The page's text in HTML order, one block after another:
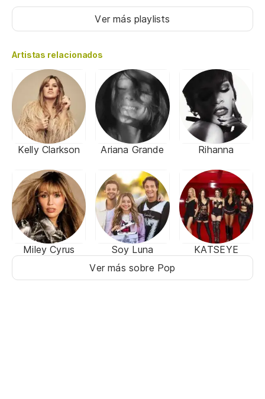
Ver más playlists
Artistas relacionados
Kelly Clarkson Ariana Grande Rihanna
Miley Cyrus Soy Luna
KATSEYE
Ver más sobre Pop